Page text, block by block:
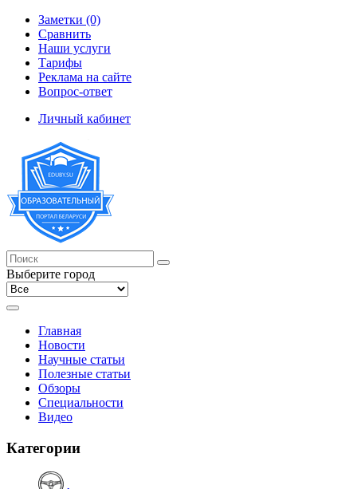
Заметки (0)
Сравнить
Наши услуги
Тарифы
Реклама на сайте
Вопрос-ответ
Личный кабинет
Выберите город
Главная
Новости
Научные статьи
Полезные статьи
Обзоры
Специальности
Видео
Категории